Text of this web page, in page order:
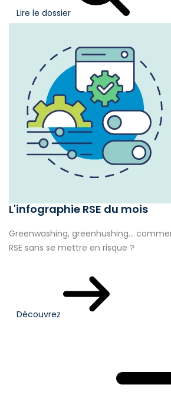
Lire le dossier
L'infographie RSE du mois
Greenwashing, greenhushing…
RSE sans se mettre en risque ?
Découvrez